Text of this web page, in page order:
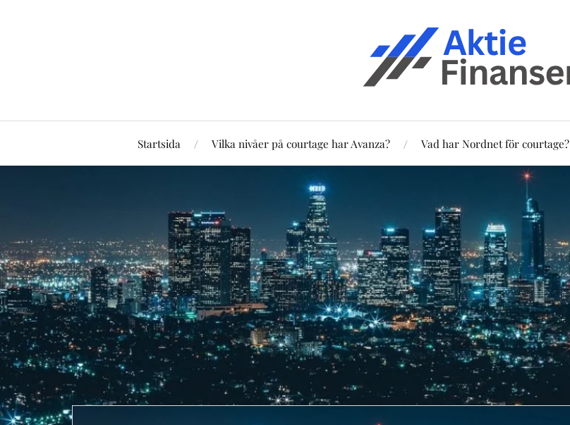
Startsida Vilka nivåer på courtage har Avanza? Vad har Nordnet för courtage?